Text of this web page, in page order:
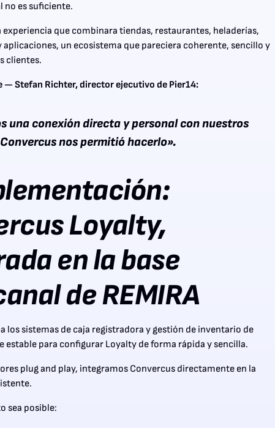
no es suficiente.
experiencia que combinara tiendas, restaurantes, heladerías,
aplicaciones, un ecosistema que pareciera coherente, sencillo y
clientes.
— Stefan Richter, director ejecutivo de Pier14:
una conexión directa y personal con nuestros
nos permitió hacerlo».
Loyalty,
en la base
de REMIRA
los sistemas de caja registradora y gestión de inventario de
estable para configurar Loyalty de forma rápida y sencilla.
plug and play, integramos Convercus directamente en la
sea posible: